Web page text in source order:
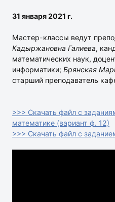
31 января 2021 г.
Мастер-классы ведут
Кадыржановна Галиева,
математических наук,
информатики; Брянская
старший преподаватель
>>> Скачать файл с
математике (вариант ф. 12)
>>> Скачать файл с